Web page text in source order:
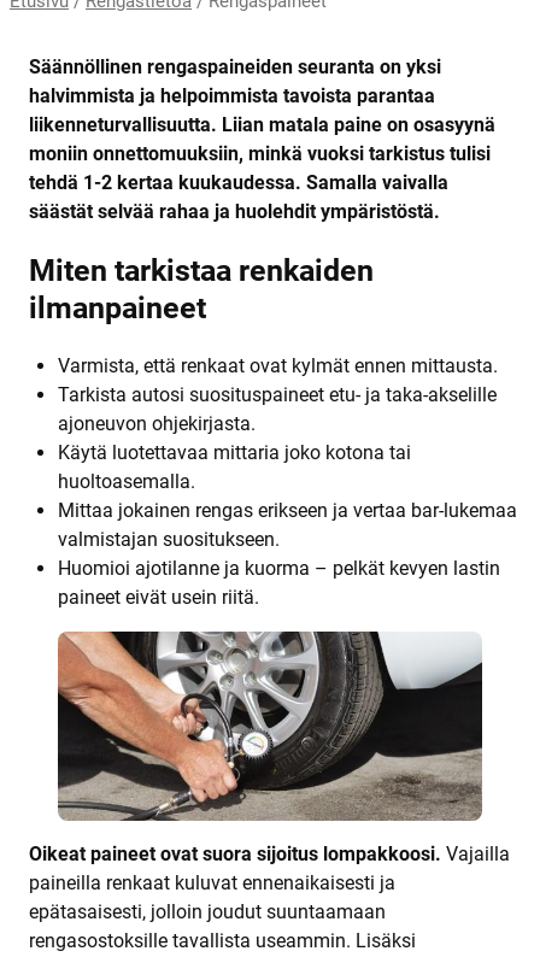
Säännöllinen rengaspaineiden seuranta on yksi
halvimmista ja helpoimmista tavoista parantaa
liikenneturvallisuutta. Liian matala paine on osasyynä
moniin onnettomuuksiin, minkä vuoksi tarkistus tulisi
tehdä 1-2 kertaa kuukaudessa. Samalla vaivalla
säästät selvää rahaa ja huolehdit ympäristöstä.
Miten tarkistaa renkaiden
ilmanpaineet
Varmista, että renkaat ovat kylmät ennen mittausta.
Tarkista autosi suosituspaineet etu- ja taka-akselille
ajoneuvon ohjekirjasta.
Käytä luotettavaa mittaria joko kotona tai
huoltoasemalla.
Mittaa jokainen rengas erikseen ja vertaa bar-lukemaa
valmistajan suositukseen.
Huomioi ajotilanne ja kuorma – pelkät kevyen lastin
paineet eivät usein riitä.
Oikeat paineet ovat suora sijoitus lompakkoosi. Vajailla
paineilla renkaat kuluvat ennenaikaisesti ja
epätasaisesti, jolloin joudut suuntaamaan
rengasostoksille tavallista useammin. Lisäksi